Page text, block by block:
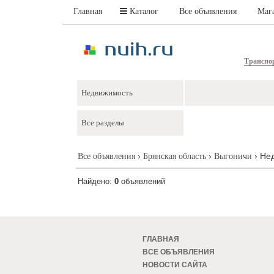
Главная Каталог Все объявления
Все объявления › Брянская область › Выгоничи ›
Найдено: 0 объявлений
ГЛАВНАЯ
ВСЕ ОБЪЯВЛЕНИЯ
НОВОСТИ САЙТА